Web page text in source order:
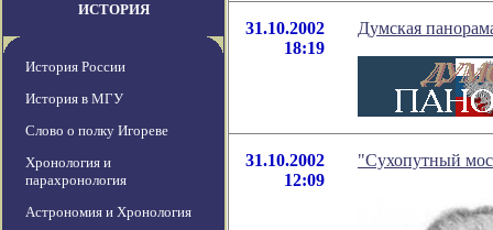
ИСТОРИЯ
История России
История в МГУ
Слово о полку Игореве
Хронология и
парахронология
Астрономия и Хронология
31.10.2002
18:19
Думская
31.10.2002
12:09
"Сухопутный